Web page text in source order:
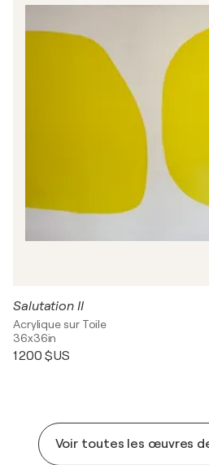
Salutation II
Acrylique sur Toile
36x36in
1 200 $US
Voir toutes les œuvres